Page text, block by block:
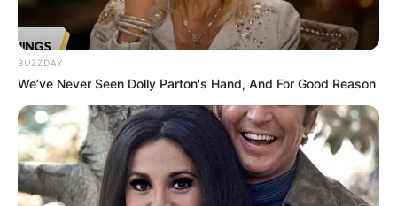
BUZZDAY
We’ve Never Seen Dolly Parton's Hand, And For Good Reason